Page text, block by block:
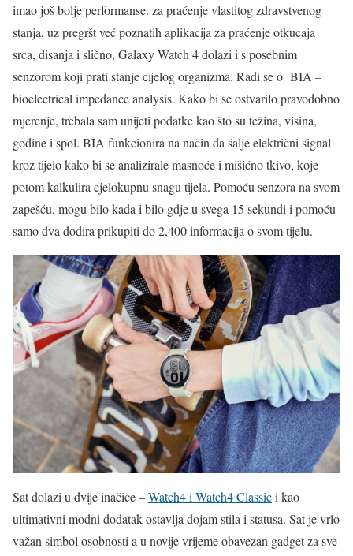
imao još bolje performanse. za praćenje vlastitog zdravstvenog
stanja, uz pregršt već poznatih aplikacija za praćenje otkucaja
srca, disanja i slično, Galaxy Watch 4 dolazi i s posebnim
senzorom koji prati stanje cijelog organizma. Radi se o BIA –
bioelectrical impedance analysis. Kako bi se ostvarilo pravodobno
mjerenje, trebala sam unijeti podatke kao što su težina, visina,
godine i spol. BIA funkcionira na način da šalje električni signal
kroz tijelo kako bi se analizirale masnoće i mišićno tkivo, koje
potom kalkulira cjelokupnu snagu tijela. Pomoću senzora na svom
zapešću, mogu bilo kada i bilo gdje u svega 15 sekundi i pomoću
samo dva dodira prikupiti do 2,400 informacija o svom tijelu.
Sat dolazi u dvije inačice –Watch4 i Watch4 Classici kao
ultimativni modni dodatak ostavlja dojam stila i statusa. Sat je vrlo
važan simbol osobnosti a u novije vrijeme obavezan gadget za sve